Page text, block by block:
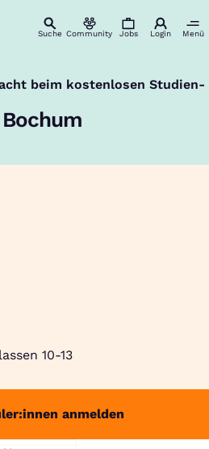
Suche Community Jobs Login Menü
beim kostenlosen Studien-
10-13
anmelden